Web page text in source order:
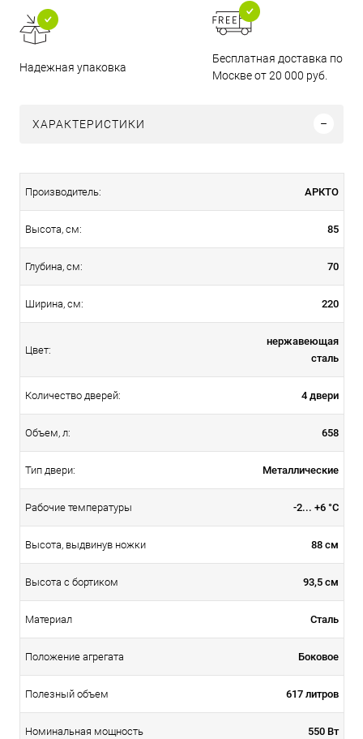
Надежная упаковка
Бесплатная доставка по
Москве от 20 000 руб.
ХАРАКТЕРИСТИКИ
Производитель: АРКТО
Высота, см: 85
Глубина, см: 70
Ширина, см: 220
Цвет:
нержавеющая
сталь
Количество дверей: 4 двери
Объем, л: 658
Тип двери: Металлические
Рабочие температуры -2... +6 °С
Высота, выдвинув ножки 88 см
Высота с бортиком 93,5 см
Материал Сталь
Положение агрегата Боковое
Полезный объем 617 литров
Номинальная мощность 550 Вт